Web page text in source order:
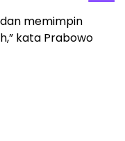
memimpin
kata Prabowo